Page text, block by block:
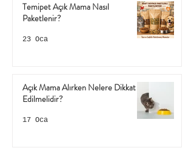
Temipet Açık Mama Nasıl
Paketlenir?
23 Oca
Açık Mama Alırken Nelere Dikkat
Edilmelidir?
17 Oca